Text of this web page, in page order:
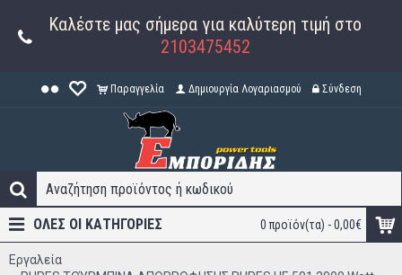
Καλέστε μας σήμερα για καλύτερη τιμή στο
2103475452
Παραγγελία Δημιουργία Λογαριασμού Σύνδεση
0 προϊόν(τα) - 0,00€
ΟΛΕΣ ΟΙ ΚΑΤΗΓΟΡΊΕΣ
Εργαλεία